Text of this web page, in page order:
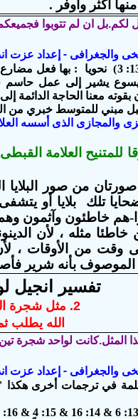
اكثر وأوفر .
والجغرافى - إعداد عزت
يشير إلى عمل حاسم في
الحاجة الدائمة إلى التوبة في
والمجازى الذى أسسه
للمتنيح العلامة
صورتان من صور البلايا
تلك بلايا أو يتشفى
هم خاطئون وآثمون
خاطئا مثله ، لأن
فى وقت من الأوقات ،
تفسير انجيل
2. مثل شجرة التين الغير المثمرة
الله يطلب ثمرًا
والجغرافى - إعداد عزت